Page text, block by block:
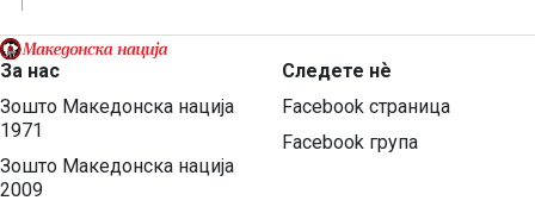
За нас
Зошто Македонска нација
1971
Зошто Македонска нација
2009
Следете нѐ
Facebook страница
Facebook група